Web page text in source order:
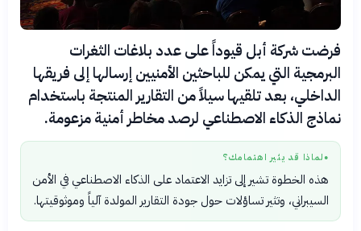
فرضت شركة أبل قيوداً على عدد بلاغات الثغرات
البرمجية التي يمكن للباحثين الأمنيين إرسالها إلى فريقها
الداخلي، بعد تلقيها سيلاً من التقارير المنتجة باستخدام
نماذج الذكاء الاصطناعي لرصد مخاطر أمنية مزعومة.
● لماذا قد يثير اهتمامك؟
هذه الخطوة تشير إلى تزايد الاعتماد على الذكاء الاصطناعي في الأمن
السيبراني، وتثير تساؤلات حول جودة التقارير المولدة آلياً وموثوقيتها.